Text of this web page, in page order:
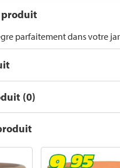
produit
parfaitement dans votre
(0)